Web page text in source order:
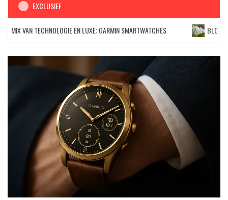
EXCLUSIEF
VAN TECHNOLOGIE EN LUXE: GARMIN SMARTWATCHES BLOEMEN